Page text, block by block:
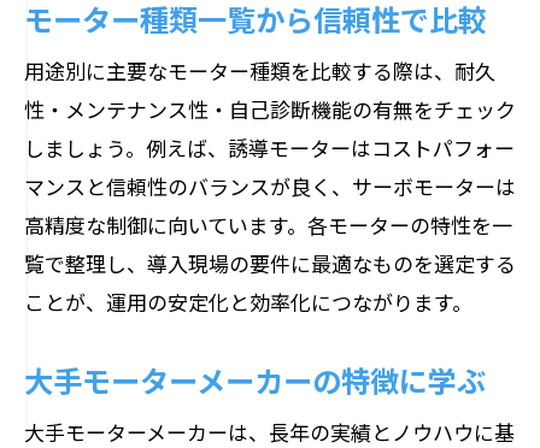
モーター種類一覧から信頼性で比較
用途別に主要なモーター種類を比較する際は、耐久
性・メンテナンス性・自己診断機能の有無をチェック
しましょう。例えば、誘導モーターはコストパフォー
マンスと信頼性のバランスが良く、サーボモーターは
高精度な制御に向いています。各モーターの特性を一
覧で整理し、導入現場の要件に最適なものを選定する
ことが、運用の安定化と効率化につながります。
大手モーターメーカーの特徴に学ぶ
大手モーターメーカーは、長年の実績とノウハウに基